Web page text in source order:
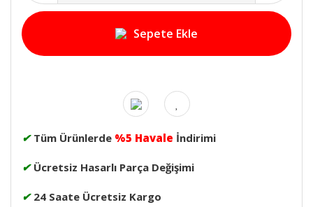
Sepete Ekle
✔ Tüm Ürünlerde %5 Havale İndirimi
✔ Ücretsiz Hasarlı Parça Değişimi
✔ 24 Saate Ücretsiz Kargo